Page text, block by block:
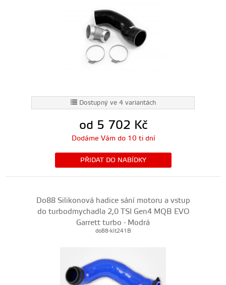
Dostupný ve 4 variantách
od 5 702 Kč
Dodáme Vám do 10 ti dní
PŘIDAT DO NABÍDKY
Do88 Silikonová hadice sání motoru a vstup
do turbodmychadla 2,0 TSI Gen4 MQB EVO
Garrett turbo - Modrá
do88-kit241B